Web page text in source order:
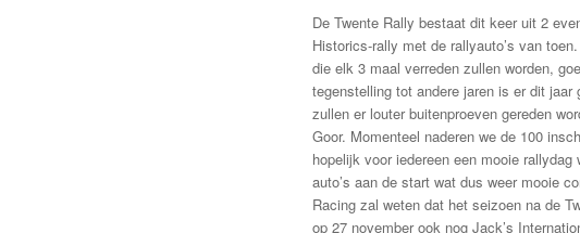
De Twente Rally bestaat dit keer uit 2
Historics-rally met de rallyauto’s van
die elk 3 maal verreden zullen worden,
tegenstelling tot andere jaren is er dit jaar
zullen er louter buitenproeven gereden
Goor. Momenteel naderen we de 100
hopelijk voor iedereen een mooie
auto’s aan de start wat dus weer mooie
Racing zal weten dat het seizoen na de
op 27 november ook nog Jack’s